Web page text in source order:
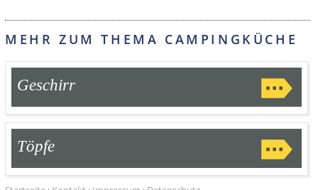
MEHR ZUM THEMA CAMPINGKÜCHE
Geschirr
Töpfe